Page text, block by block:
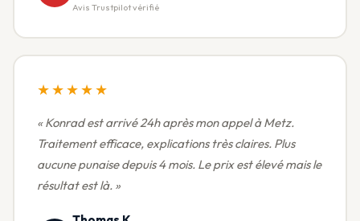
Avis Trustpilot vérifié
★★★★★
« Konrad est arrivé 24h après mon appel à Metz.
Traitement efficace, explications très claires. Plus
aucune punaise depuis 4 mois. Le prix est élevé mais le
résultat est là. »